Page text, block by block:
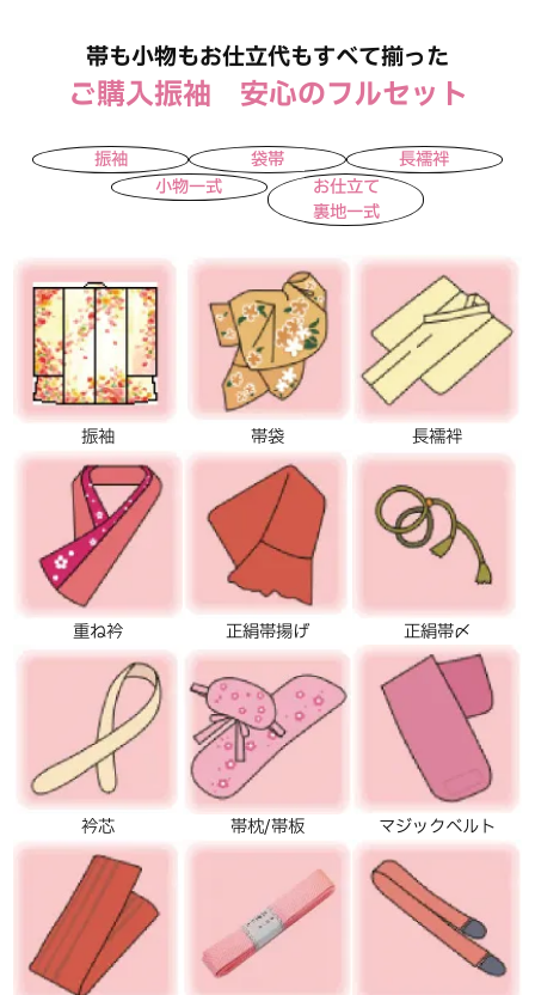
帯も小物もお仕立代もすべて揃った
ご購入振袖 安心のフルセット
振袖 袋帯
長襦袢
小物一式
お仕立て
裏地一式
振袖 帯袋 長襦袢
重ね衿 正絹帯揚げ 正絹帯〆
衿芯 帯枕/帯板 マジックベルト